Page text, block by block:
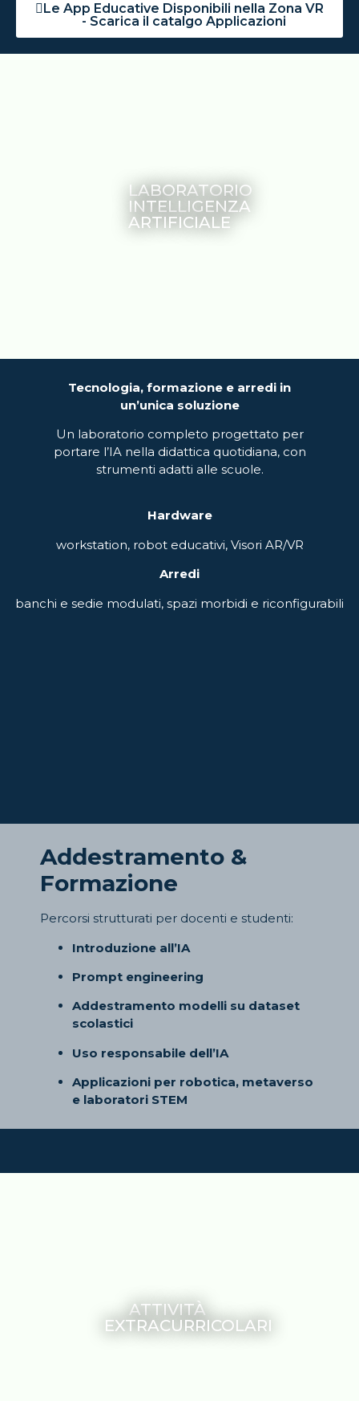
Le App Educative Disponibili nella Zona VR
- Scarica il catalgo Applicazioni
LABORATORIO
INTELLIGENZA
ARTIFICIALE
Tecnologia, formazione e arredi in
un’unica soluzione
Un laboratorio completo progettato per
portare l’IA nella didattica quotidiana, con
strumenti adatti alle scuole.
Hardware
workstation, robot educativi, Visori AR/VR
Arredi
banchi e sedie modulati, spazi morbidi e riconfigurabili
Addestramento &
Formazione
Percorsi strutturati per docenti e studenti:
Introduzione all’IA
Prompt engineering
Addestramento modelli su dataset
scolastici
Uso responsabile dell’IA
Applicazioni per robotica, metaverso
e laboratori STEM
ATTIVITÀ
EXTRACURRICOLARI